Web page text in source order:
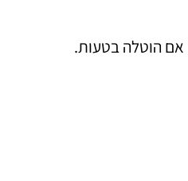
אם הוטלה בטעות.